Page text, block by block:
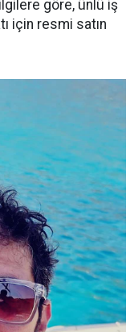
göre, ünlü iş
için resmi satın